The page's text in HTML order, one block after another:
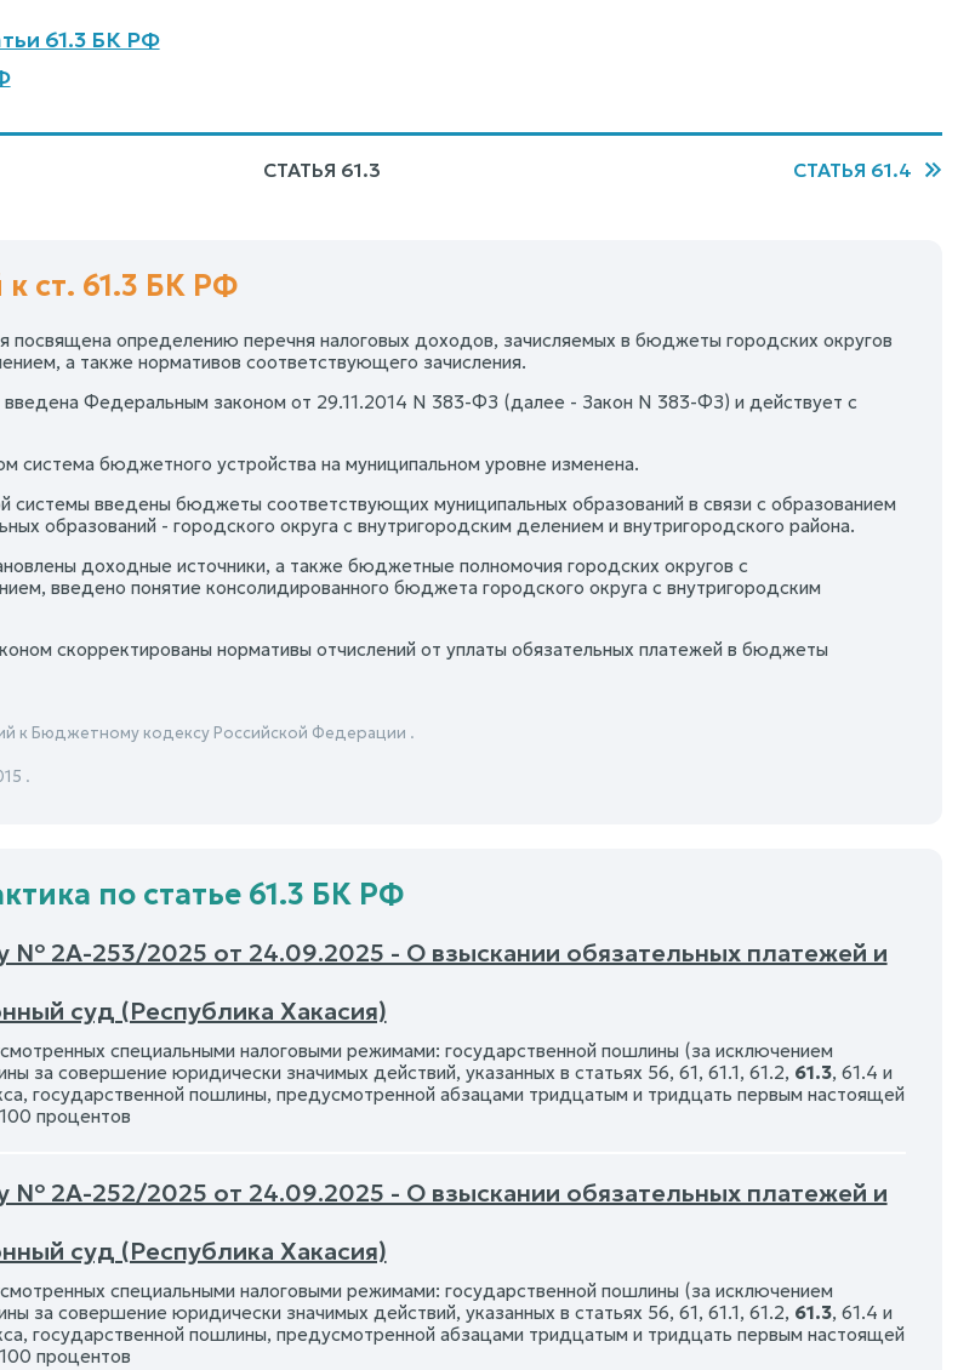
61.3 БК РФ
СТАТЬЯ 61.3 СТАТЬЯ 61.4
ст. 61.3 БК РФ
посвящена определению перечня налоговых доходов, зачисляемых в бюджеты городских округов
а также нормативов соответствующего зачисления.
Федеральным законом от 29.11.2014 N 383-ФЗ (далее - Закон N 383-ФЗ) и действует с
система бюджетного устройства на муниципальном уровне изменена.
системы введены бюджеты соответствующих муниципальных образований в связи с образованием
образований - городского округа с внутригородским делением и внутригородского района.
доходные источники, а также бюджетные полномочия городских округов с
введено понятие консолидированного бюджета городского округа с внутригородским
скорректированы нормативы отчислений от уплаты обязательных платежей в бюджеты
к Бюджетному кодексу Российской Федерации .
.
по статье 61.3 БК РФ
№ 2А-253/2025 от 24.09.2025 - О взыскании обязательных платежей и
суд (Республика Хакасия)
специальными налоговыми режимами: государственной пошлины (за исключением
за совершение юридически значимых действий, указанных в статьях 56, 61, 61.1, 61.2, 61.3, 61.4 и
государственной пошлины, предусмотренной абзацами тридцатым и тридцать первым настоящей
процентов
№ 2А-252/2025 от 24.09.2025 - О взыскании обязательных платежей и
суд (Республика Хакасия)
специальными налоговыми режимами: государственной пошлины (за исключением
за совершение юридически значимых действий, указанных в статьях 56, 61, 61.1, 61.2, 61.3, 61.4 и
государственной пошлины, предусмотренной абзацами тридцатым и тридцать первым настоящей
процентов